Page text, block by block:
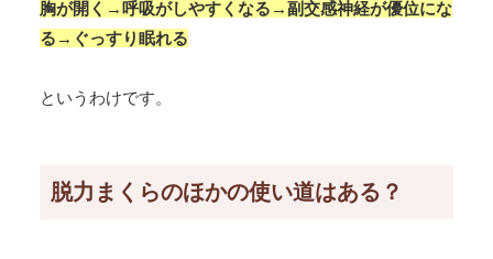
胸が開く→呼吸がしやすくなる→副交感神経が優位にな
る→ぐっすり眠れる
というわけです。
脱力まくらのほかの使い道はある？